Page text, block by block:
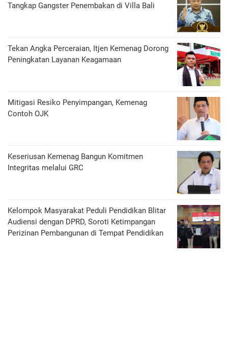
Tangkap Gangster Penembakan di Villa Bali
Tekan Angka Perceraian, Itjen Kemenag Dorong
Peningkatan Layanan Keagamaan
Mitigasi Resiko Penyimpangan, Kemenag
Contoh OJK
Keseriusan Kemenag Bangun Komitmen
Integritas melalui GRC
Kelompok Masyarakat Peduli Pendidikan Blitar
Audiensi dengan DPRD, Soroti Ketimpangan
Perizinan Pembangunan di Tempat Pendidikan